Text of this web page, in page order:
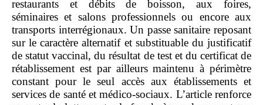
restaurants et débits de boisson, aux foires,
séminaires et salons professionnels ou encore aux
transports interrégionaux. Un passe sanitaire reposant
sur le caractère alternatif et substituable du justificatif
de statut vaccinal, du résultat de test et du certificat de
rétablissement est par ailleurs maintenu à périmètre
constant pour le seul accès aux établissements et
services de santé et médico‑sociaux. L’article renforce